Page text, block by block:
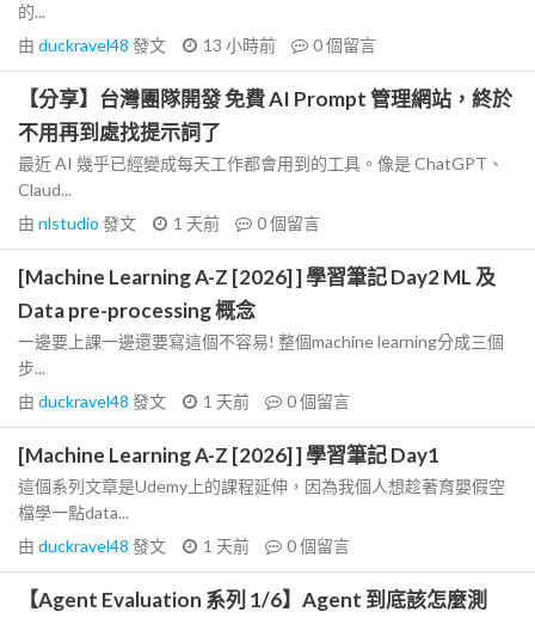
的...
由 duckravel48 發文 13 小時前 0個留言
【分享】台灣團隊開發 免費 AI Prompt 管理網站，終於
不用再到處找提示詞了
最近 AI 幾乎已經變成每天工作都會用到的工具。像是 ChatGPT、
Claud...
由 nlstudio 發文 1 天前 0個留言
[Machine Learning A-Z [2026] ] 學習筆記 Day2 ML 及
Data pre-processing 概念
一邊要上課一邊還要寫這個不容易! 整個machine learning分成三個
步...
由 duckravel48 發文 1 天前 0個留言
[Machine Learning A-Z [2026] ] 學習筆記 Day1
這個系列文章是Udemy上的課程延伸，因為我個人想趁著育嬰假空
檔學一點data...
由 duckravel48 發文 1 天前 0個留言
【Agent Evaluation 系列 1/6】Agent 到底該怎麼測